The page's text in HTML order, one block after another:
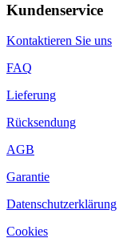
Kundenservice
Kontaktieren Sie uns
FAQ
Lieferung
Rücksendung
AGB
Garantie
Datenschutzerklärung
Cookies